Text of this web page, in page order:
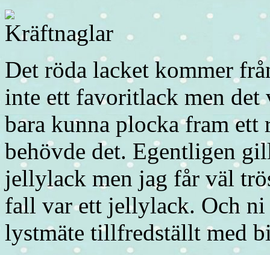
Det röda lacket kommer
inte ett favoritlack men det
bara kunna plocka fram
behövde det. Egentligen
jellylack men jag får väl
fall var ett jellylack. Och
lystmäte tillfredställt med